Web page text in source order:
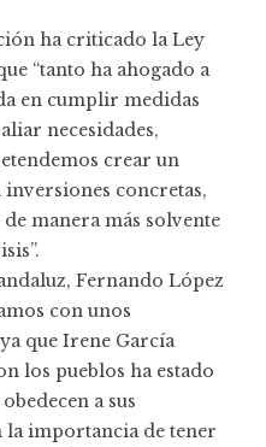
ha criticado la Ley
“tanto ha ahogado a
en cumplir medidas
necesidades,
crear un
concretas,
manera más solvente
Fernando López
con unos
que Irene García
los pueblos ha estado
a sus
la importancia de tener